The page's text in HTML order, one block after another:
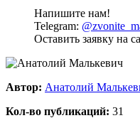
Напишите нам!
Telegram:
Оставить заявку на
Автор: Анатолий
Кол-во публикаций: 31